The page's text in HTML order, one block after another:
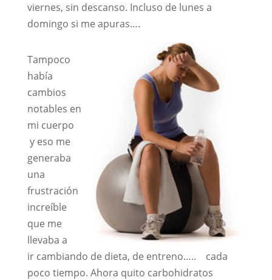
viernes, sin descanso. Incluso de lunes a
domingo si me apuras….
Tampoco
había
cambios
notables en
mi cuerpo
y eso me
generaba
una
frustración
increíble
que me
llevaba a
ir cambiando de dieta, de entreno….. cada
poco tiempo. Ahora quito carbohidratos